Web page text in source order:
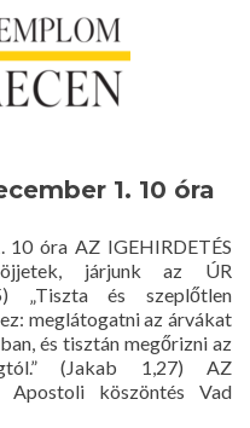
1. 10 óra
óra AZ IGEHIRDETÉS
járjunk az ÚR
„Tiszta és szeplőtlen
meglátogatni az árvákat
és tisztán megőrizni az
(Jakab 1,27) AZ
Apostoli köszöntés Vad